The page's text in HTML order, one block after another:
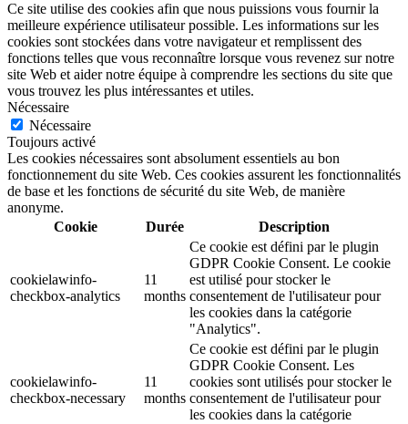
Ce site utilise des cookies afin que nous puissions vous fournir la
meilleure expérience utilisateur possible. Les informations sur les
cookies sont stockées dans votre navigateur et remplissent des
fonctions telles que vous reconnaître lorsque vous revenez sur notre
site Web et aider notre équipe à comprendre les sections du site que
vous trouvez les plus intéressantes et utiles.
Nécessaire
Nécessaire
Toujours activé
Les cookies nécessaires sont absolument essentiels au bon
fonctionnement du site Web. Ces cookies assurent les fonctionnalités
de base et les fonctions de sécurité du site Web, de manière
anonyme.
Cookie
Durée Description
cookielawinfo-
checkbox-analytics
11
months
Ce cookie est défini par le plugin
GDPR Cookie Consent. Le cookie
est utilisé pour stocker le
consentement de l'utilisateur pour
les cookies dans la catégorie
"Analytics".
cookielawinfo-
checkbox-necessary
11
months
Ce cookie est défini par le plugin
GDPR Cookie Consent. Les
cookies sont utilisés pour stocker le
consentement de l'utilisateur pour
les cookies dans la catégorie